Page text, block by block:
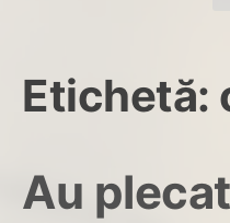
Etichetă:
Au